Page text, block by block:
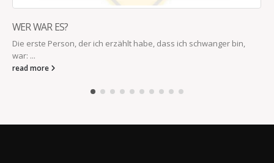
WER WAR ES?
Die erste Person, der ich erzählt habe, dass ich schwanger bin,
war: ...
read more